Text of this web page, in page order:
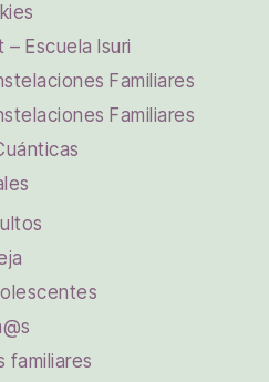
– Escuela Isuri
Familiares
Familiares
familiares